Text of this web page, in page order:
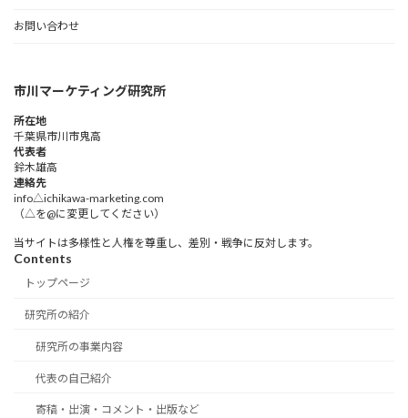
お問い合わせ
市川マーケティング研究所
所在地
千葉県市川市鬼高
代表者
鈴木雄高​
連絡先
info△ichikawa-marketing.com
（△を@に変更してください）
当サイトは多様性と人権を尊重し、差別・戦争に反対します。
Contents
トップページ
研究所の紹介
研究所の事業内容
代表の自己紹介
寄稿・出演・コメント・出版など